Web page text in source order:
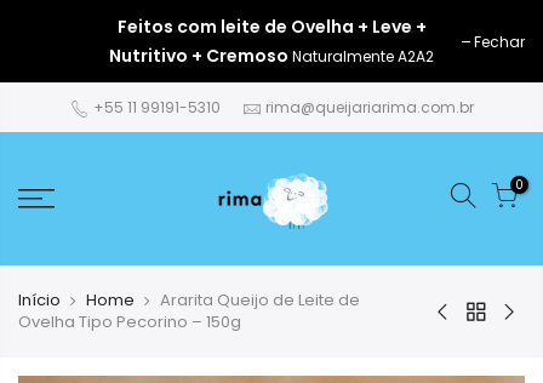
conteúdo
Feitos com leite de Ovelha + Leve +
Nutritivo + Cremoso Naturalmente A2A2
Fechar
+55 11 99191-5310 rima@queijariarima.com.br
0
Início Home
Ararita Queijo de Leite de
Ovelha Tipo Pecorino – 150g